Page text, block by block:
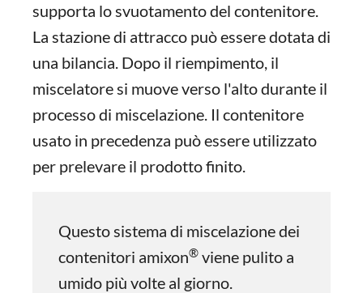
supporta lo svuotamento del contenitore.
La stazione di attracco può essere dotata di
una bilancia. Dopo il riempimento, il
miscelatore si muove verso l'alto durante il
processo di miscelazione. Il contenitore
usato in precedenza può essere utilizzato
per prelevare il prodotto finito.
Questo sistema di miscelazione dei
contenitori amixon® viene pulito a
umido più volte al giorno.